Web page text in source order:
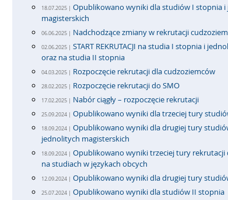
18.07.2025 | Opublikowano wyniki dla studiów I stopnia
magisterskich
06.06.2025 | Nadchodzące zmiany w rekrutacji
02.06.2025 | START REKRUTACJI na studia I stopnia i
oraz na studia II stopnia
04.03.2025 | Rozpoczęcie rekrutacji dla cudzoziemców
28.02.2025 | Rozpoczęcie rekrutacji do SMO
17.02.2025 | Nabór ciągły – rozpoczęcie rekrutacji
25.09.2024 | Opublikowano wyniki dla trzeciej tury
18.09.2024 | Opublikowano wyniki dla drugiej tury
jednolitych magisterskich
18.09.2024 | Opublikowano wyniki trzeciej tury rekrutacji
na studiach w językach obcych
12.09.2024 | Opublikowano wyniki dla drugiej tury
25.07.2024 | Opublikowano wyniki dla studiów II stopnia